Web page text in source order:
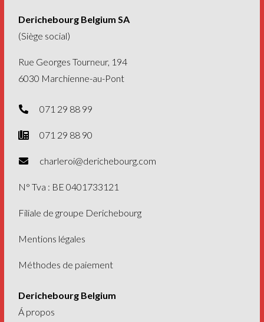
Derichebourg Belgium SA
(Siège social)
Rue Georges Tourneur, 194
6030 Marchienne-au-Pont
071 29 88 99
071 29 88 90
charleroi@derichebourg.com
N° Tva : BE 0401733121
Filiale de groupe Derichebourg
Mentions légales
Méthodes de paiement
Derichebourg Belgium
Á propos